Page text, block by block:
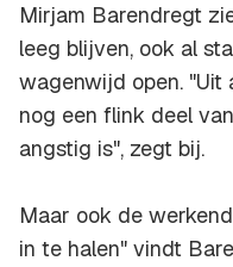
Mirjam Barendregt
leeg blijven, ook al
wagenwijd open. "Uit
nog een flink deel
angstig is", zegt bij.
Maar ook de
in te halen" vindt